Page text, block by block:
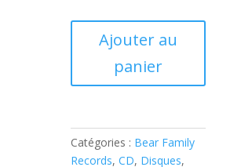
Fairburn
Rockin'
(
Ajouter au
panier
Catégories : Bear Family
Records,CD, Disques,